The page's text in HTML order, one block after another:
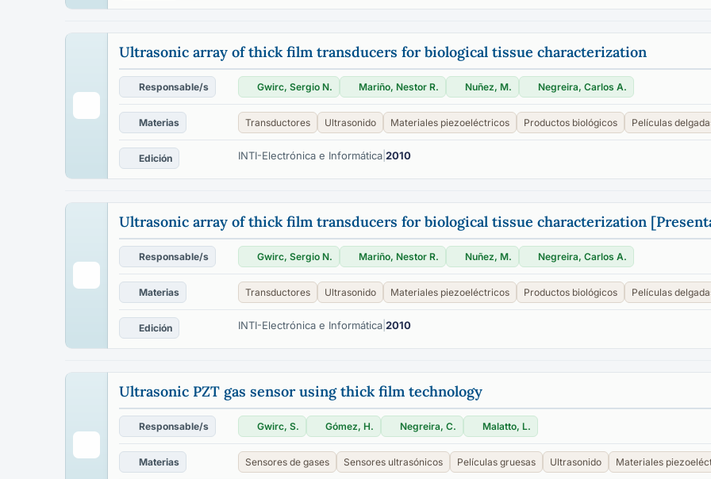
Ultrasonic array of thick film transducers for biological tissue characterization
Responsable/s Gwirc, Sergio N. Mariño, Nestor R. Nuñez, M. Negreira, Carlos A.
Materias Transductores Ultrasonido Materiales piezoeléctricos Productos biológicos Películas
Edición INTI-Electrónica e Informática 2010
Ultrasonic array of thick film transducers for biological tissue characterization
Responsable/s Gwirc, Sergio N. Mariño, Nestor R. Nuñez, M. Negreira, Carlos A.
Materias Transductores Ultrasonido Materiales piezoeléctricos Productos biológicos Películas
Edición INTI-Electrónica e Informática 2010
Ultrasonic PZT gas sensor using thick film technology
Responsable/s Gwirc, S. Gómez, H. Negreira, C. Malatto, L.
Materias Sensores de gases Sensores ultrasónicos Películas gruesas Ultrasonido Materiales